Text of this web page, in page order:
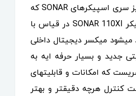
مهمترین وجه تمایز سری اسپیکرهای SONAR که
موجب برتری اسپیکر SONAR 110XI در قیاس با
میشود میکسر دیجیتال داخلی
24 بیتی جدید و بسیار حرفه ایه به
که امکانات و قابلیتهای
کنترل هرچه دقیقتر و بهتر